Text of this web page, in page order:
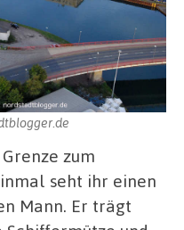
zum
seht ihr einen
Mann. Er trägt